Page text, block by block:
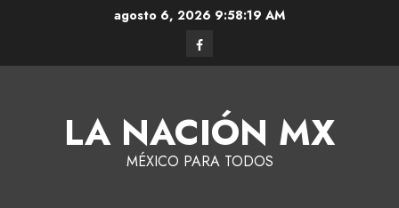
agosto 6, 2026 9:58:20 AM
LA NACIÓN MX
MÉXICO PARA TODOS